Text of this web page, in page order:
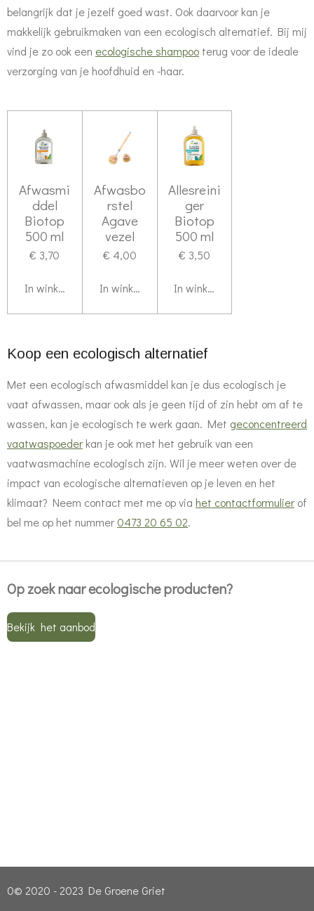
belangrijk dat je jezelf goed wast. Ook daarvoor kan je
makkelijk gebruikmaken van een ecologisch alternatief. Bij mij
vind je zo ook een ecologische shampoo terug voor de ideale
verzorging van je hoofdhuid en -haar.
Afwasmi
ddel
Biotop
500 ml
€ 3,70
In winkelwagen
Afwasbo
rstel
Agave
vezel
€ 4,00
In winkelwagen
Allesreini
ger
Biotop
500 ml
€ 3,50
In winkelwagen
Koop een ecologisch alternatief
Met een ecologisch afwasmiddel kan je dus ecologisch je
vaat afwassen, maar ook als je geen tijd of zin hebt om af te
wassen, kan je ecologisch te werk gaan. Met geconcentreerd
vaatwaspoederkan je ook met het gebruik van een
vaatwasmachine ecologisch zijn. Wil je meer weten over de
impact van ecologische alternatieven op je leven en het
klimaat? Neem contact met me op via het contactformulierof
bel me op het nummer0473 20 65 02.
Op zoek naar ecologische producten?
Bekijk het aanbod
0© 2020 - 2023 De Groene Griet